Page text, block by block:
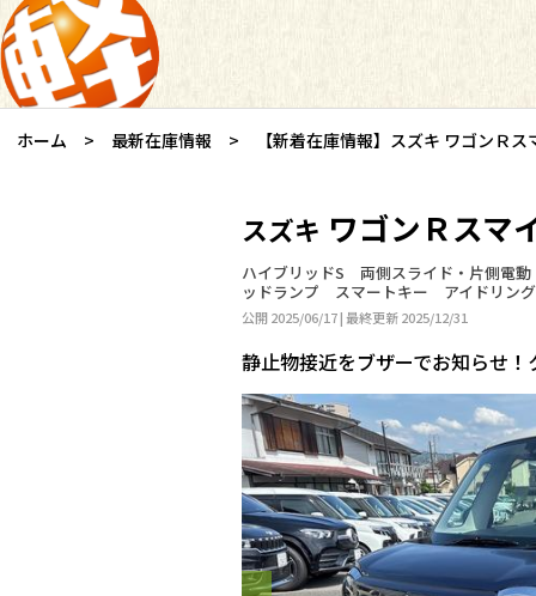
ホーム 最新在庫情報 【新着在庫情報】スズキ ワゴンＲ
スズキ ワゴンＲスマ
ハイブリッドS 両側スライド・片側電
ッドランプ スマートキー アイドリン
公開 2025/06/17 | 最終更新 2025/12/31
静止物接近をブザーでお知らせ